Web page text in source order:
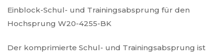
Einblock-Schul- und Trainingsabsprung für den
Hochsprung W20-4255-BK
Der komprimierte Schul- und Trainingsabsprung ist